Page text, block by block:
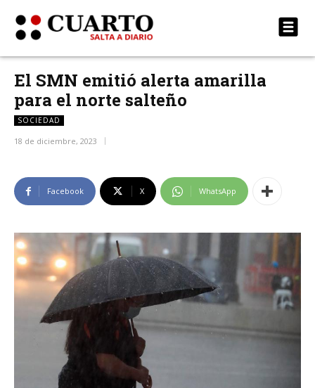
El SMN emitió alerta amarilla
para el norte salteño
SOCIEDAD
18 de diciembre, 2023
Facebook X WhatsApp